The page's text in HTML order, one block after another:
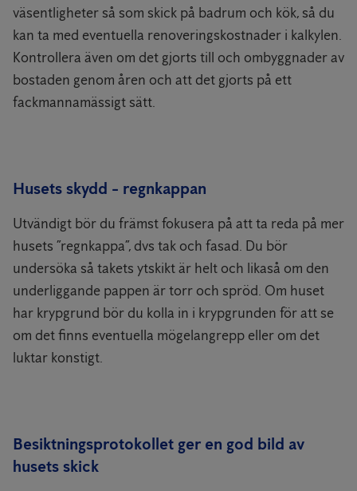
väsentligheter så som skick på badrum och kök, så du
kan ta med eventuella renoveringskostnader i kalkylen.
Kontrollera även om det gjorts till och ombyggnader av
bostaden genom åren och att det gjorts på ett
fackmannamässigt sätt.
Husets skydd - regnkappan
Utvändigt bör du främst fokusera på att ta reda på mer
husets ”regnkappa”, dvs tak och fasad. Du bör
undersöka så takets ytskikt är helt och likaså om den
underliggande pappen är torr och spröd. Om huset
har krypgrund bör du kolla in i krypgrunden för att se
om det finns eventuella mögelangrepp eller om det
luktar konstigt.
Besiktningsprotokollet ger en god bild av
husets skick